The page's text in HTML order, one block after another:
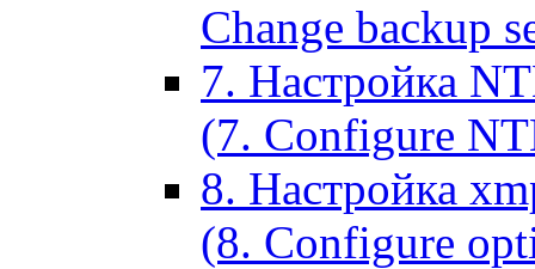
Change backup
7. Настройка
(7. Configure
8. Настройка
(8. Configure